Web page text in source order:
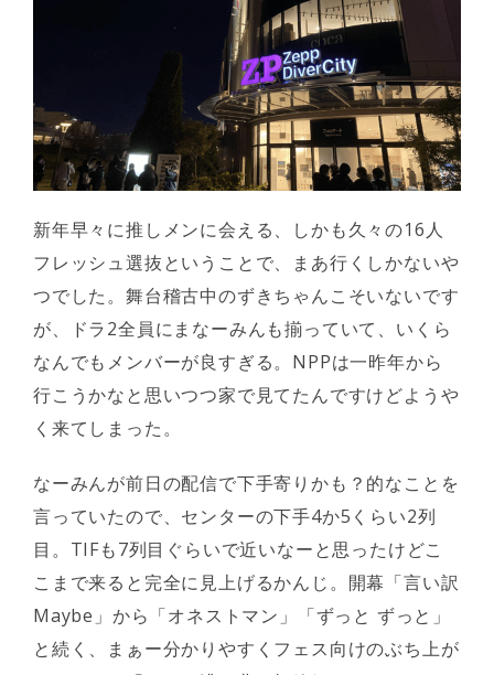
新年早々に推しメンに会える、しかも久々の16人
フレッシュ選抜ということで、まあ行くしかないや
つでした。舞台稽古中のずきちゃんこそいないです
が、ドラ2全員にまなーみんも揃っていて、いくら
なんでもメンバーが良すぎる。NPPは一昨年から
行こうかなと思いつつ家で見てたんですけどようや
く来てしまった。
なーみんが前日の配信で下手寄りかも？的なことを
言っていたので、センターの下手4か5くらい2列
目。TIFも7列目ぐらいで近いなーと思ったけどこ
こまで来ると完全に見上げるかんじ。開幕「言い訳
Maybe」から「オネストマン」「ずっと ずっと」
と続く、まぁー分かりやすくフェス向けのぶち上が